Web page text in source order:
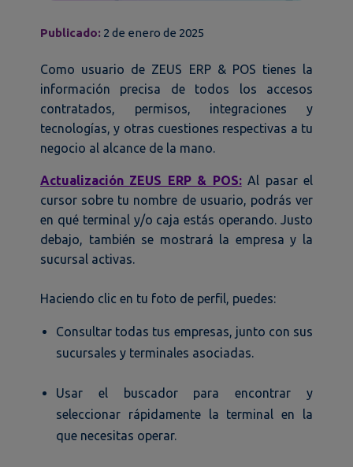
Publicado: 2 de enero de 2025
Como usuario de ZEUS ERP & POS tienes la
información precisa de todos los accesos
contratados, permisos, integraciones y
tecnologías, y otras cuestiones respectivas a tu
negocio al alcance de la mano.
Actualización ZEUS ERP & POS:Al pasar el
cursor sobre tu nombre de usuario, podrás ver
en qué terminal y/o caja estás operando. Justo
debajo, también se mostrará la empresa y la
sucursal activas.
Haciendo clic en tu foto de perfil, puedes:
Consultar todas tus empresas, junto con sus
sucursales y terminales asociadas.
Usar el buscador para encontrar y
seleccionar rápidamente la terminal en la
que necesitas operar.